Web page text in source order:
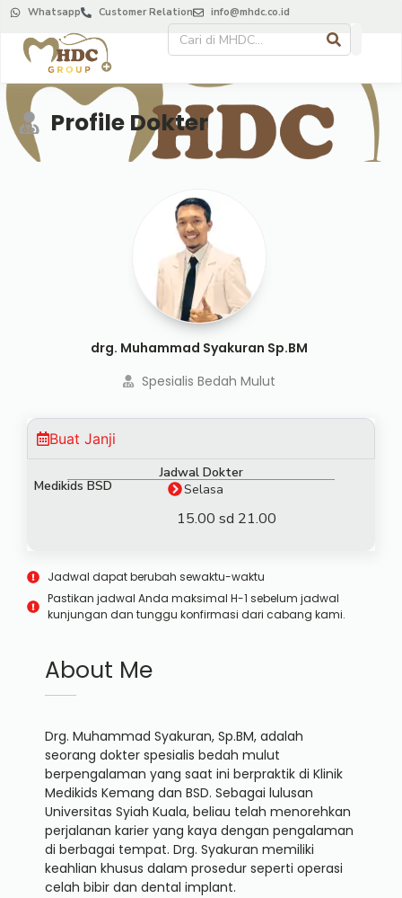
Whatsapp Customer Relation info@mhdc.co.id
Profile Dokter
drg. Muhammad Syakuran Sp.BM
Spesialis Bedah Mulut
Buat Janji
Jadwal Dokter
Medikids BSD Selasa
15.00 sd 21.00
Jadwal dapat berubah sewaktu-waktu
Pastikan jadwal Anda maksimal H-1 sebelum jadwal
kunjungan dan tunggu konfirmasi dari cabang kami.
About Me
Drg. Muhammad Syakuran, Sp.BM, adalah
seorang dokter spesialis bedah mulut
berpengalaman yang saat ini berpraktik di Klinik
Medikids Kemang dan BSD. Sebagai lulusan
Universitas Syiah Kuala, beliau telah menorehkan
perjalanan karier yang kaya dengan pengalaman
di berbagai tempat. Drg. Syakuran memiliki
keahlian khusus dalam prosedur seperti operasi
celah bibir dan dental implant.